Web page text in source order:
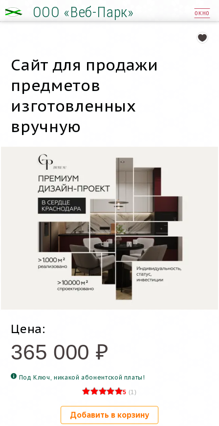
ООО «Веб-Парк» ОКНО
Сайт для продажи
предметов
изготовленных
вручную
Цена:
365 000 ₽
Под Ключ, никакой абонентской платы!
5 (1)
Добавить в корзину